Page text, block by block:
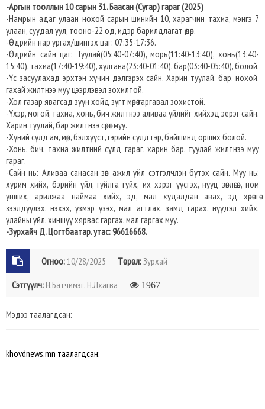
-Аргын тооллын 10 сарын 31. Баасан (Сугар) гараг (2025)
-Намрын адаг улаан нохой сарын шинийн 10, харагчин тахиа, мэнгэ 7
улаан, суудал уул, тооно-22 од, идэр барилдлагат өдөр.
-Өдрийн нар ургах/шингэх цаг: 07:35-17:36.
-Өдрийн сайн цаг: Туулай(05:40-07:40), морь(11:40-13:40), хонь(13:40-
15:40), тахиа(17:40-19:40), хулгана(23:40-01:40), бар(03:40-05:40), болой.
-Үс засуулахад эрхтэн хүчин дэлгэрэх сайн. Харин туулай, бар, нохой,
гахай жилтнээ муу цээрлэвэл зохилтой.
-Хол газар явагсад зүүн хойд зүгт мөрөө гаргавал зохистой.
-Үхэр, могой, тахиа, хонь, бич жилтнээ аливаа үйлийг хийхэд эерэг сайн.
Харин туулай, бар жилтнээ сөрөг муу.
-Хүний сүлд ам, мөр, бэлхүүст, гэрийн сүлд гэр, байшинд орших болой.
-Хонь, бич, тахиа жилтний сүлд гараг, харин бар, туулай жилтнээ муу
гараг.
-Сайн нь: Аливаа санасан зөв ажил үйл сэтгэлчлэн бүтэх сайн. Муу нь:
хурим хийх, бэрийн үйл, гуйлга гуйх, их хэрэг үүсгэх, нууц зөвлөгөөн, ном
унших, арилжаа наймаа хийх, эд, мал худалдан авах, эд хөрөнгө
зээлдүүлэх, нэхэх, үзмэр үзэх, мал агтлах, замд гарах, нүүдэл хийх,
улайны үйл, хиншүү хярвас гаргах, мал гаргах муу.
-Зурхайч Д. Цогтбаатар. утас: 96616668.
Огноо:10/28/2025 Төрөл:Зурхай
Сэтгүүлч: Н.Батчимэг, Н.Лхагва 1967
Мэдээ таалагдсан:
khovdnews.mn таалагдсан: